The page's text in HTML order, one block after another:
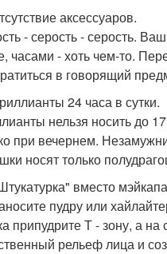
аксессуаров.
- серость - серость.
часами - хоть чем-то.
в говорящий
24 часа в сутки.
нельзя носить до
при вечернем.
носят только
вместо
пудру или
припудрите Т - зону, а
рельеф лица и